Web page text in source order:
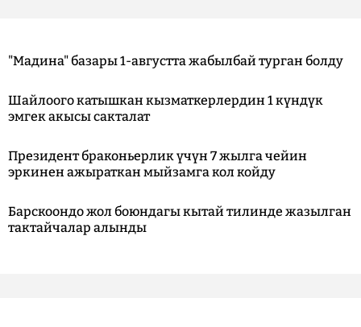
"Мадина" базары 1-августта жабылбай турган болду
Шайлоого катышкан кызматкерлердин 1 күндүк
эмгек акысы сакталат
Президент браконьерлик үчүн 7 жылга чейин
эркинен ажыраткан мыйзамга кол койду
Барскоондо жол боюндагы кытай тилинде жазылган
тактайчалар алынды